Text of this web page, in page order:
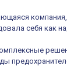
себя как